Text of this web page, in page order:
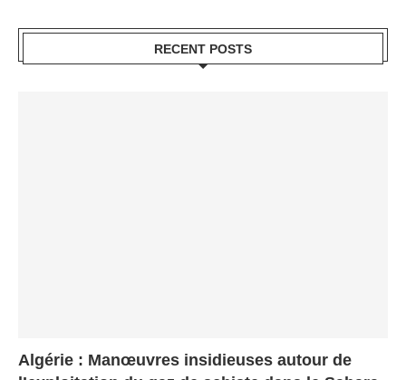
RECENT POSTS
Algérie : Manœuvres insidieuses autour de